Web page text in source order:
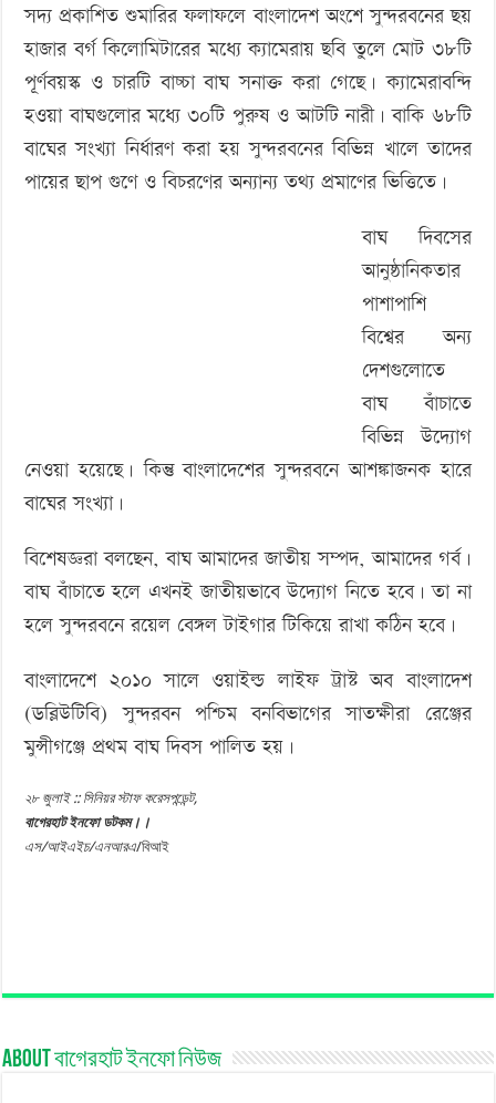
সদ্য প্রকাশিত শুমারির ফলাফলে বাংলাদেশ অংশে সুন্দরবনের ছয়
হাজার বর্গ কিলোমিটারের মধ্যে ক্যামেরায় ছবি তুলে মোট ৩৮টি
পূর্ণবয়স্ক ও চারটি বাচ্চা বাঘ সনাক্ত করা গেছে। ক্যামেরাবন্দি
হওয়া বাঘগুলোর মধ্যে ৩০টি পুরুষ ও আটটি নারী। বাকি ৬৮টি
বাঘের সংখ্যা নির্ধারণ করা হয় সুন্দরবনের বিভিন্ন খালে তাদের
পায়ের ছাপ গুণে ও বিচরণের অন্যান্য তথ্য প্রমাণের ভিত্তিতে।
বাঘ দিবসের
আনুষ্ঠানিকতার
পাশাপাশি
বিশ্বের অন্য
দেশগুলোতে
বাঘ বাঁচাতে
বিভিন্ন উদ্যোগ
নেওয়া হয়েছে। কিন্তু বাংলাদেশের সুন্দরবনে আশঙ্কাজনক হারে
বাঘের সংখ্যা।
বিশেষজ্ঞরা বলছেন, বাঘ আমাদের জাতীয় সম্পদ, আমাদের গর্ব।
বাঘ বাঁচাতে হলে এখনই জাতীয়ভাবে উদ্যোগ নিতে হবে। তা না
হলে সুন্দরবনে রয়েল বেঙ্গল টাইগার টিকিয়ে রাখা কঠিন হবে।
বাংলাদেশে ২০১০ সালে ওয়াইল্ড লাইফ ট্রাস্ট অব বাংলাদেশ
(ডব্লিউটিবি) সুন্দরবন পশ্চিম বনবিভাগের সাতক্ষীরা রেঞ্জের
মুন্সীগঞ্জে প্রথম বাঘ দিবস পালিত হয়।
২৮ জুলাই :: সিনিয়র স্টাফ করেসপন্ডেন্ট,
বাগেরহাট ইনফো ডটকম।।
এস/আইএইচ/এনআরএ/বিআই
About বাগেরহাট ইনফো নিউজ